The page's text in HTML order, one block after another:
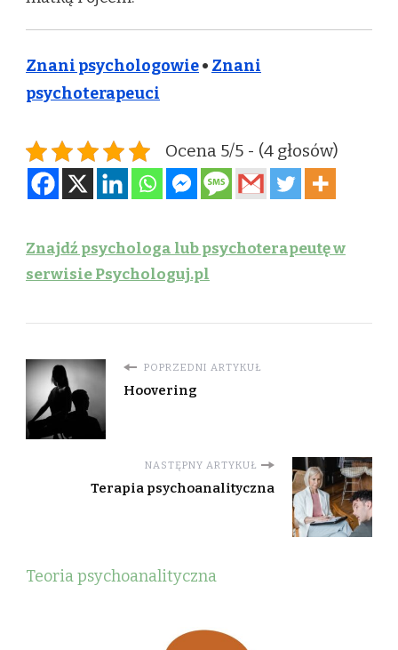
Znani psychologowie• Znani
psychoterapeuci
Ocena 5/5 - (4 głosów)
Znajdź psychologa lub psychoterapeutę w
serwisie Psychologuj.pl
POPRZEDNI ARTYKUŁ
Hoovering
NASTĘPNY ARTYKUŁ
Terapia psychoanalityczna
Teoria psychoanalityczna